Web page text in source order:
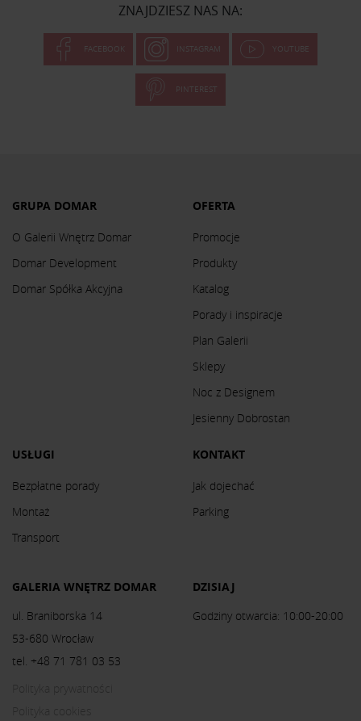
ZNAJDZIESZ NAS NA:
FACEBOOK INSTAGRAM YOUTUBE
PINTEREST
GRUPA DOMAR
O Galerii Wnętrz Domar
Domar Development
Domar Spółka Akcyjna
OFERTA
Promocje
Produkty
Katalog
Porady i inspiracje
Plan Galerii
Sklepy
Noc z Designem
Jesienny Dobrostan
USŁUGI
Bezpłatne porady
Montaż
Transport
KONTAKT
Jak dojechać
Parking
GALERIA WNĘTRZ DOMAR
ul. Braniborska 14
53-680 Wrocław
tel. +48 71 781 03 53
DZISIAJ
Godziny otwarcia: 10:00-20:00